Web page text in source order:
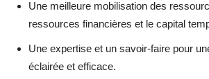
Une meilleure mobilisation des
ressources financières et le capital
Une expertise et un savoir-faire pour
éclairée et efficace.